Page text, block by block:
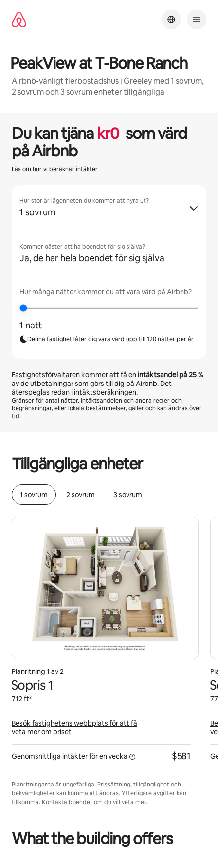
innehåll
PeakView at T-Bone Ranch
Airbnb-vänligt flerbostadshus i Greeley med 1 sovrum,
2 sovrum och 3 sovrum enheter tillgängliga
Du kan tjäna kr0 som värd
på Airbnb
Läs om hur vi beräknar intäkter
Hur stor är lägenheten du kommer att hyra ut?
1 sovrum
Kommer gäster att ha boendet för sig själva?
Ja, de har hela boendet för sig själva
Hur många nätter kommer du att vara värd på Airbnb?
1 natt
Denna fastighet låter dig vara värd upp till 120 nätter per år
Fastighetsförvaltaren kommer att få enintäktsandel på25 %
av de utbetalningar som görs till dig på Airbnb. Det
återspeglas redan i intäktsberäkningen.
Gränser för antal nätter, intäktsandelen och andra regler och
begränsningar, eller lokala bestämmelser, gäller och kan ändras över
tid.
Tillgängliga enheter
1 sovrum 2 sovrum 3 sovrum
Planritning 1 av 2
Sopris 1
712 ft²
Besök fastighetens webbplats för att få
veta mer om priset
Genomsnittliga intäkter fören vecka $581
Planritningarna är ungefärliga. Prissättning, tillgänglighet och
bekvämligheter kan komma att ändras. Ytterligare avgifter kan
tillkomma. Kontakta boendet om du vill veta mer.
What the building offers